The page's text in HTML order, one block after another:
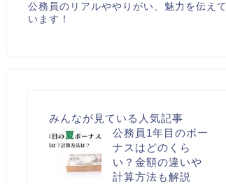
公務員のリアルややりがい、魅力を伝えて
います！
みんなが見ている人気記事
公務員1年目のボー
ナスはどのくら
い？金額の違いや
計算方法も解説